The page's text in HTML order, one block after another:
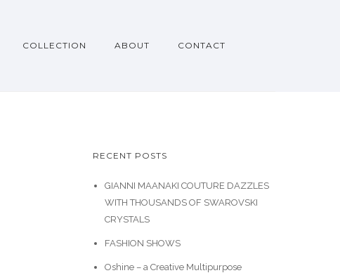
COLLECTION ABOUT CONTACT
RECENT POSTS
GIANNI MAANAKI COUTURE DAZZLES
WITH THOUSANDS OF SWAROVSKI
CRYSTALS
FASHION SHOWS
Oshine – a Creative Multipurpose